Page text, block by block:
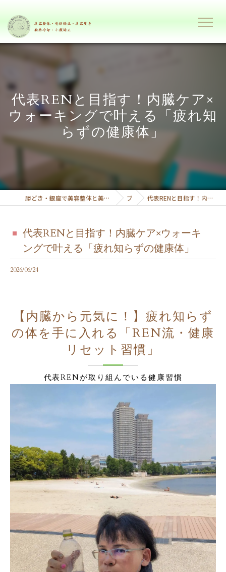
代表RENと目指す！内臓ケア×
ウォーキングで叶える「疲れ知
らずの健康体」
勝どき・銀座で美容整体と美容痩身で理想のボディーへ導くプライベートサロンボディーリセット ブログ 代表RENと目指す！内臓ケア×ウォーキングで叶える「疲れ知らずの健康体」
代表RENと目指す！内臓ケア×ウォーキ
ングで叶える「疲れ知らずの健康体」
2026/06/24
【内臓から元気に！】疲れ知らず
の体を手に入れる「REN流・健康
リセット習慣」
代表RENが取り組んでいる健康習慣